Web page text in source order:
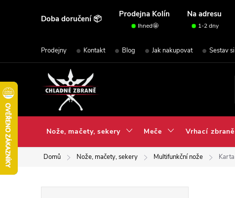
Doba doručení 📦 Prodejna Kolín Na adresu
Ihned🤩 1-2 dny
Prodejny Kontakt Blog Jak nakupovat Sestav si
Nože, mačety, sekery Meče Vrhací zbraně
Domů Nože, mačety, sekery Multifunkční nože